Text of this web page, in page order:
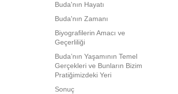
Buda'nın Hayatı
Buda'nın Zamanı
Biyografilerin Amacı ve
Geçerliliği
Buda’nın Yaşamının Temel
Gerçekleri ve Bunların Bizim
Pratiğimizdeki Yeri
Sonuç